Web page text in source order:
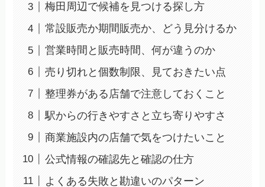
梅田周辺で候補を見つける探し方
常設販売か期間販売か、どう見分けるか
営業時間と販売時間、何が違うのか
売り切れと個数制限、見ておきたい点
整理券がある店舗で注意しておくこと
駅からの行きやすさと立ち寄りやすさ
商業施設内の店舗で気をつけたいこと
公式情報の確認先と確認の仕方
よくある失敗と勘違いのパターン